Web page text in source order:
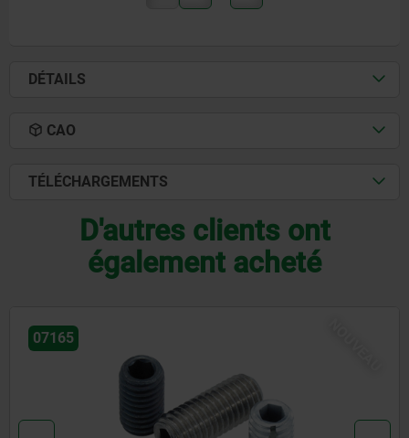
DÉTAILS
CAO
TÉLÉCHARGEMENTS
D'autres clients ont
également acheté
06601 inch